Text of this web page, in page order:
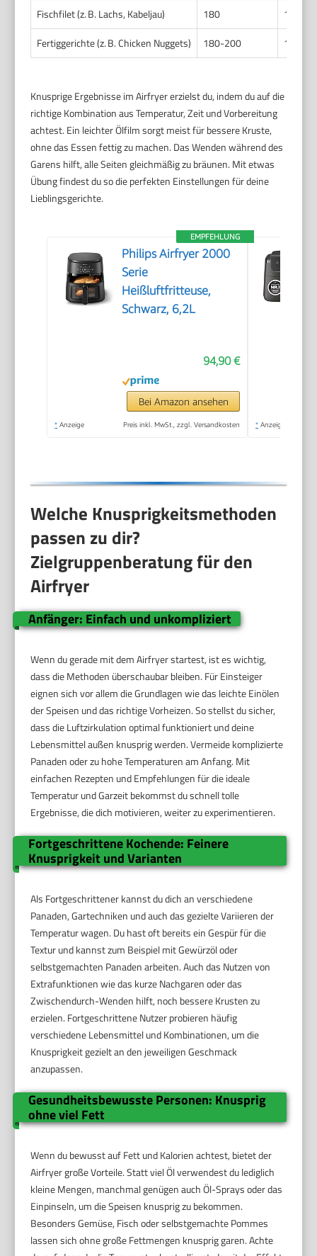
Fischfilet (z. B. Lachs, Kabeljau)
180
10-15
Fertiggerichte (z. B. Chicken Nuggets)
180-200 10-15
Knusprige Ergebnisse im Airfryer erzielst du, indem du auf die
richtige Kombination aus Temperatur, Zeit und Vorbereitung
achtest. Ein leichter Ölfilm sorgt meist für bessere Kruste,
ohne das Essen fettig zu machen. Das Wenden während des
Garens hilft, alle Seiten gleichmäßig zu bräunen. Mit etwas
Übung findest du so die perfekten Einstellungen für deine
Lieblingsgerichte.
EMPFEHLUNG
Philips Airfryer 2000
Serie
Heißluftfritteuse,
Schwarz, 6,2L
94,90 €
Bei Amazon ansehen
* Anzeige Preis inkl. MwSt., zzgl. Versandkosten * Anzeige
Welche Knusprigkeitsmethoden
passen zu dir?
Zielgruppenberatung für den
Airfryer
Anfänger: Einfach und unkompliziert
Wenn du gerade mit dem Airfryer startest, ist es wichtig,
dass die Methoden überschaubar bleiben. Für Einsteiger
eignen sich vor allem die Grundlagen wie das leichte Einölen
der Speisen und das richtige Vorheizen. So stellst du sicher,
dass die Luftzirkulation optimal funktioniert und deine
Lebensmittel außen knusprig werden. Vermeide komplizierte
Panaden oder zu hohe Temperaturen am Anfang. Mit
einfachen Rezepten und Empfehlungen für die ideale
Temperatur und Garzeit bekommst du schnell tolle
Ergebnisse, die dich motivieren, weiter zu experimentieren.
Fortgeschrittene Kochende: Feinere
Knusprigkeit und Varianten
Als Fortgeschrittener kannst du dich an verschiedene
Panaden, Gartechniken und auch das gezielte Variieren der
Temperatur wagen. Du hast oft bereits ein Gespür für die
Textur und kannst zum Beispiel mit Gewürzöl oder
selbstgemachten Panaden arbeiten. Auch das Nutzen von
Extrafunktionen wie das kurze Nachgaren oder das
Zwischendurch-Wenden hilft, noch bessere Krusten zu
erzielen. Fortgeschrittene Nutzer probieren häufig
verschiedene Lebensmittel und Kombinationen, um die
Knusprigkeit gezielt an den jeweiligen Geschmack
anzupassen.
Gesundheitsbewusste Personen: Knusprig
ohne viel Fett
Wenn du bewusst auf Fett und Kalorien achtest, bietet der
Airfryer große Vorteile. Statt viel Öl verwendest du lediglich
kleine Mengen, manchmal genügen auch Öl-Sprays oder das
Einpinseln, um die Speisen knusprig zu bekommen.
Besonders Gemüse, Fisch oder selbstgemachte Pommes
lassen sich ohne große Fettmengen knusprig garen. Achte